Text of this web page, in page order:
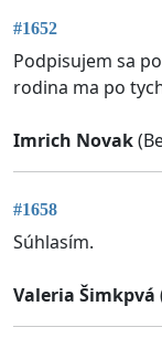
#1652
Podpisujem sa
rodina ma po
Imrich Novak
#1658
Súhlasím.
Valeria Šimkpvá